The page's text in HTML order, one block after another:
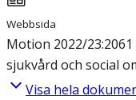
Webbsida
Motion 2022/
sjukvård och social
Visa hela